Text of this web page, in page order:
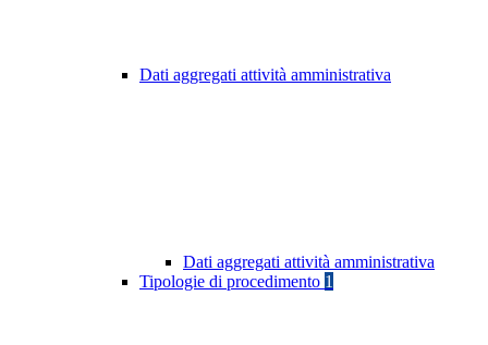
Dati aggregati attività amministrativa
Dati aggregati attività amministrativa
Tipologie di procedimento 1